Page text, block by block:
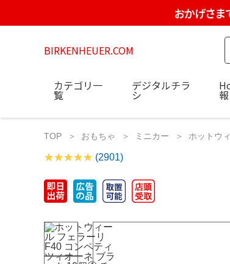
おかげさ
BIRKENHEUER.COM
カテゴリ一
覧
デジタルチラ
シ 報
TOP おもちゃ ミニカー ホットウ
(2901)